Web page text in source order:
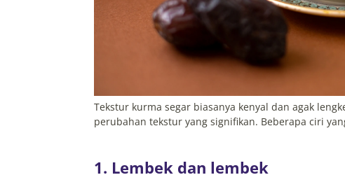
Tekstur kurma segar biasanya kenyal dan agak
perubahan tekstur yang signifikan. Beberapa ciri
1. Lembek dan lembek